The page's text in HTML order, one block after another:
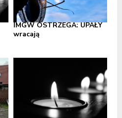
IMGW OSTRZEGA: UPAŁY
wracają